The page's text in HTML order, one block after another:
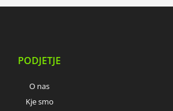
PODJETJE
O nas
Kje smo